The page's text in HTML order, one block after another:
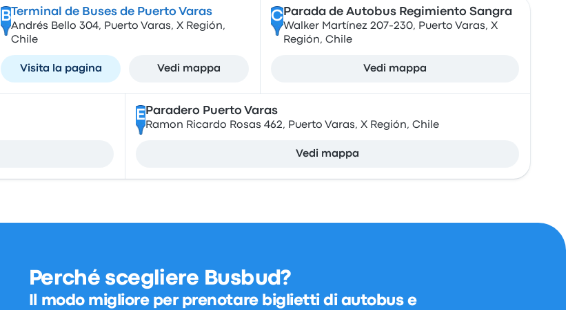
B Terminal de Buses de Puerto Varas
Andrés Bello 304, Puerto Varas, X Región,
Chile
Visita la pagina Vedi mappa
CParada de Autobus Regimiento Sangra
Walker Martínez 207-230, Puerto Varas, X
Región, Chile
Vedi mappa
E Paradero Puerto Varas
Ramon Ricardo Rosas 462, Puerto Varas, X Región, Chile
Vedi mappa
Perché scegliere Busbud?
Il modo migliore per prenotare biglietti di autobus e